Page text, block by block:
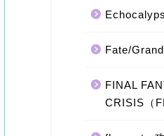
Fate/
FINAL
CRISIS（